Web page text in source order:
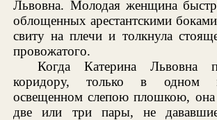
Львовна. Молодая женщина
облощенных арестантскими
свиту на плечи и толкнула
провожатого.
Когда Катерина Львовна
коридору, только в одном
освещенном слепою плошкою, она
две или три пары, не